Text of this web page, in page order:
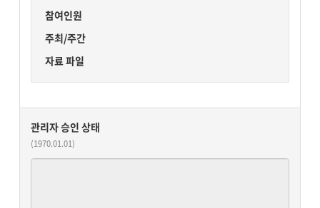
참여인원
주최/주간
자료 파일
관리자 승인 상태
(1970.01.01)